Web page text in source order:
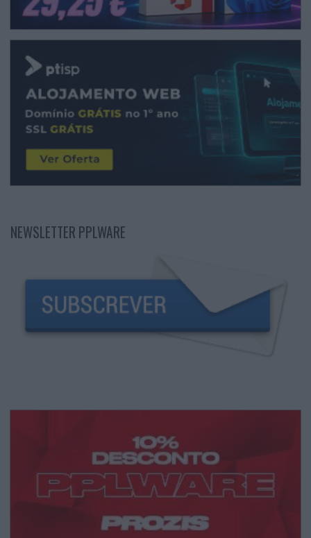
NEWSLETTER PPLWARE